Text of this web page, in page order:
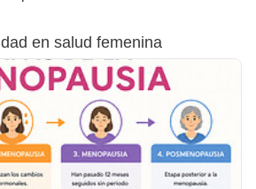
en salud femenina